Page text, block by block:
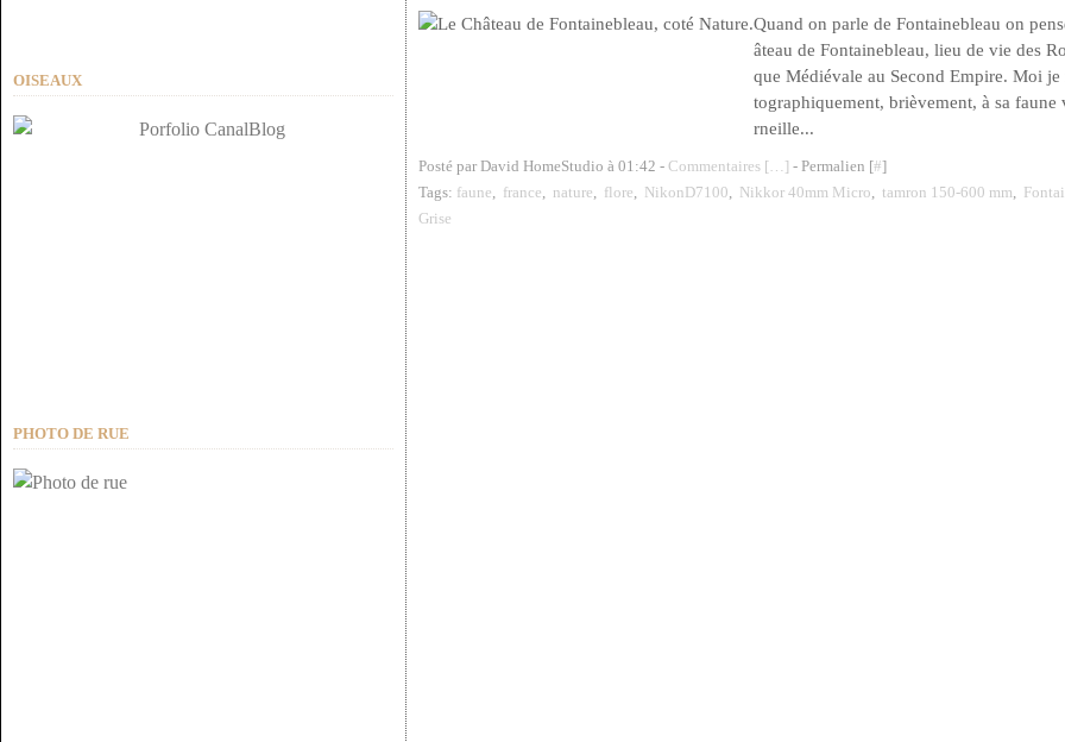
OISEAUX
PHOTO DE RUE
Quand on parle de Fontainebleau on
âteau de Fontainebleau, lieu de vie des
que Médiévale au Second Empire. Moi je
tographiquement, brièvement, à sa
rneille...
Posté par David HomeStudio à 01:42 - Commentaires [… ] - Permalien [#]
Tags: faune, france, nature, flore, NikonD7100, Nikkor 40mm Micro, tamron 150-600 mm,
Grise